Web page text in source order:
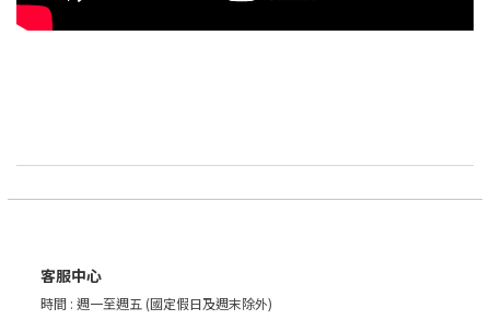
客服中心
時間 : 週一至週五 (國定假日及週末除外)